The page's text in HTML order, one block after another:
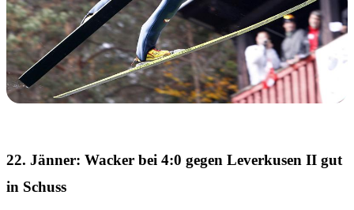
22. Jänner: Wacker bei 4:0 gegen Leverkusen II gut
in Schuss